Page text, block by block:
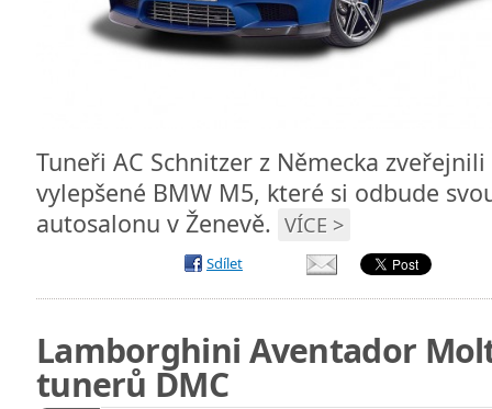
Tuneři AC Schnitzer z Německa
vylepšené BMW M5, které si odbude
autosalonu v Ženevě. VÍCE >
Sdílet
Lamborghini Aventador
tunerů DMC